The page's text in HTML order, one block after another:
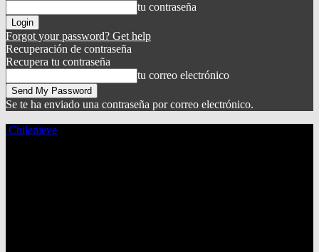
tu contraseña
Forgot your password? Get help
Recuperación de contraseña
Recupera tu contraseña
tu correo electrónico
Se te ha enviado una contraseña por correo electrónico.
Chilenieve